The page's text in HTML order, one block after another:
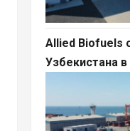
Allied Biofuels
Узбекистана